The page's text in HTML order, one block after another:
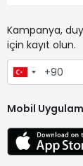
Kampanya,
için kayıt olun.
Mobil